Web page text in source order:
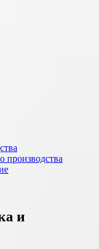
производства
и